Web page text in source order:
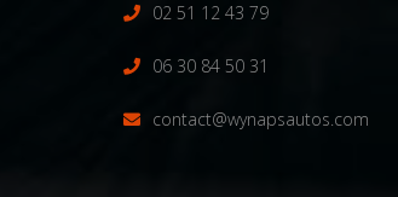
02 51 12 43 79
06 30 84 50 31
contact@wynapsautos.com